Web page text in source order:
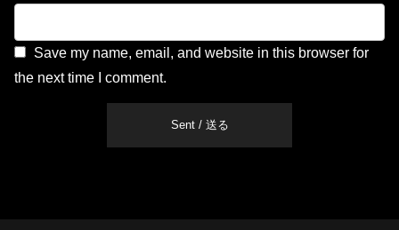
Save my name, email, and website in this browser for
the next time I comment.